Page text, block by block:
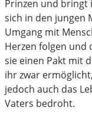
Prinzen und bringt
sich in den jungen
Umgang mit
Herzen folgen und
sie einen Pakt mit
ihr zwar
jedoch auch das
Vaters bedroht.